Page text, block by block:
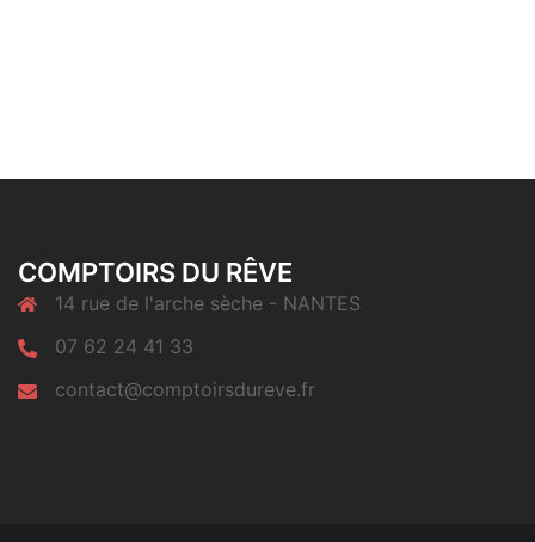
COMPTOIRS DU RÊVE
14 rue de l'arche sèche - NANTES
07 62 24 41 33
contact@comptoirsdureve.fr